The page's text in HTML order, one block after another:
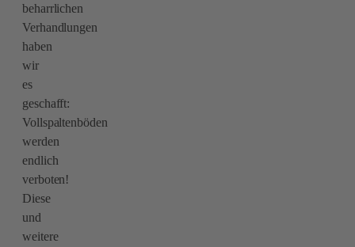
beharrlichen
Verhandlungen
haben
wir
es
geschafft:
Vollspaltenböden
werden
endlich
verboten!
Diese
und
weitere